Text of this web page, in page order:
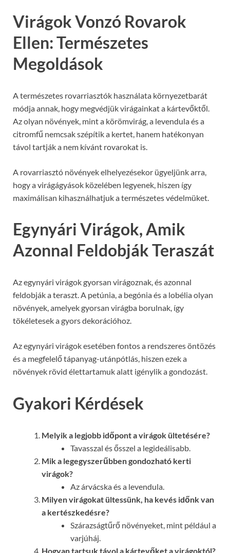
Virágok Vonzó Rovarok
Ellen: Természetes
Megoldások
A természetes rovarriasztók használata környezetbarát
módja annak, hogy megvédjük virágainkat a kártevőktől.
Az olyan növények, mint a körömvirág, a levendula és a
citromfű nemcsak szépítik a kertet, hanem hatékonyan
távol tartják a nem kívánt rovarokat is.
A rovarriasztó növények elhelyezésekor ügyeljünk arra,
hogy a virágágyások közelében legyenek, hiszen így
maximálisan kihasználhatjuk a természetes védelmüket.
Egynyári Virágok, Amik
Azonnal Feldobják Teraszát
Az egynyári virágok gyorsan virágoznak, és azonnal
feldobják a teraszt. A petúnia, a begónia és a lobélia olyan
növények, amelyek gyorsan virágba borulnak, így
tökéletesek a gyors dekorációhoz.
Az egynyári virágok esetében fontos a rendszeres öntözés
és a megfelelő tápanyag-utánpótlás, hiszen ezek a
növények rövid élettartamuk alatt igénylik a gondozást.
Gyakori Kérdések
Melyik a legjobb időpont a virágok ültetésére?
Tavasszal és ősszel a legideálisabb.
Mik a legegyszerűbben gondozható kerti
virágok?
Az árvácska és a levendula.
Milyen virágokat ültessünk, ha kevés időnk van
a kertészkedésre?
Szárazságtűrő növényeket, mint például a
varjúháj.
Hogyan tartsuk távol a kártevőket a virágoktól?